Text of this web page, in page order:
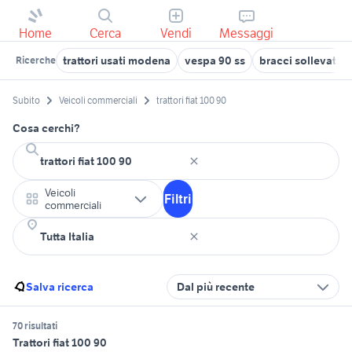
Home Cerca Vendi Messaggi
Ricerche trattori usati modena vespa 90 ss bracci
Subito Veicoli commerciali trattori fiat 100 90
Cosa cerchi?
Veicoli
commerciali
Filtri
Salva ricerca Dal più recente
70 risultati
Trattori fiat 100 90